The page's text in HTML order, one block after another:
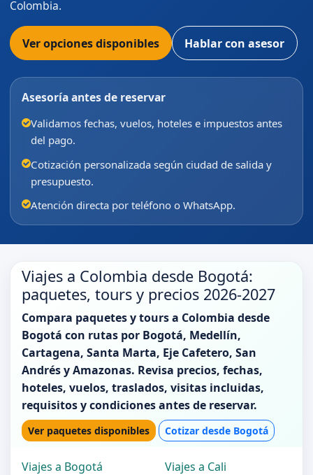
Colombia.
Ver opciones disponibles Hablar con asesor
Asesoría antes de reservar
Validamos fechas, vuelos, hoteles e impuestos antes
del pago.
Cotización personalizada según ciudad de salida y
presupuesto.
Atención directa por teléfono o WhatsApp.
Viajes a Colombia desde Bogotá:
paquetes, tours y precios 2026-2027
Compara paquetes y tours a Colombia desde
Bogotá con rutas por Bogotá, Medellín,
Cartagena, Santa Marta, Eje Cafetero, San
Andrés y Amazonas. Revisa precios, fechas,
hoteles, vuelos, traslados, visitas incluidas,
requisitos y condiciones antes de reservar.
Ver paquetes disponibles Cotizar desde Bogotá
Viajes a Bogotá
Viajes a Cali